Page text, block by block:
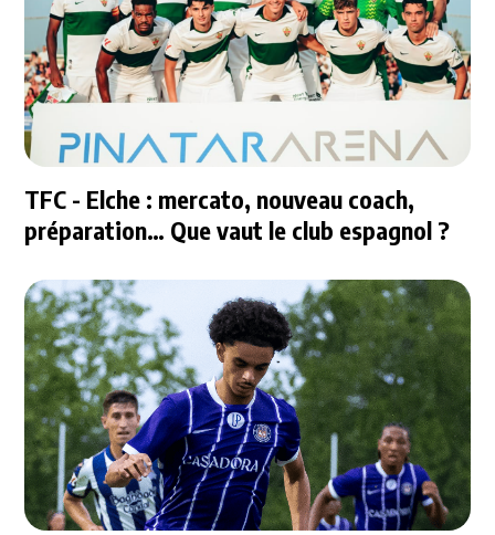
TFC - Elche : mercato, nouveau coach,
préparation… Que vaut le club espagnol ?